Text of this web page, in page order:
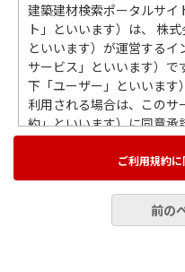
建築建材検索ポータルサイ
ト」といいます）は、 株
といいます）が運営する
サービス」といいます）で
下「ユーザー」といいます
利用される場合は、この
約」といいます）に同意
当社の本利用規約は、ユ
ご利用規約
前の